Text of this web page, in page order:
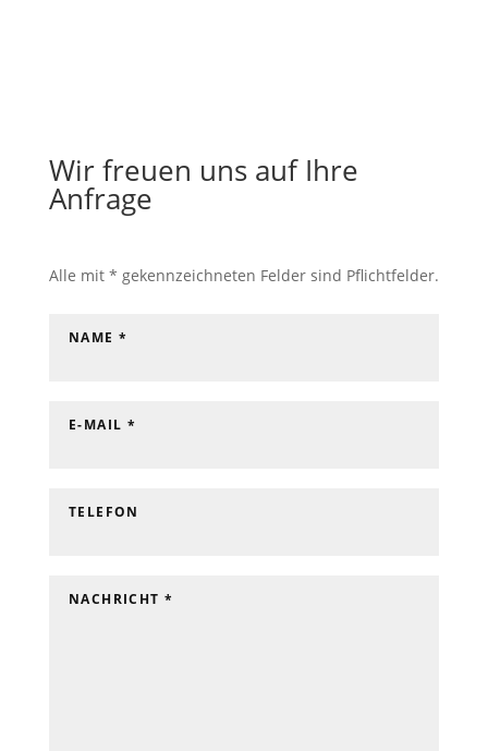
Wir freuen uns auf Ihre
Anfrage
Alle mit * gekennzeichneten Felder sind Pflichtfelder.
NAME *
E-MAIL *
TELEFON
NACHRICHT *